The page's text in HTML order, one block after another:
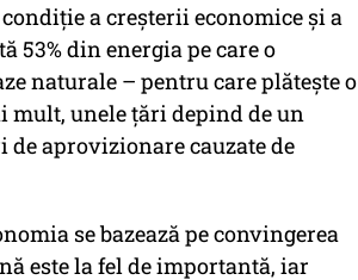
a creșterii economice și a
53% din energia pe care o
naturale – pentru care plătește o
mult, unele țări depind de un
aprovizionare cauzate de
se bazează pe convingerea
este la fel de importantă, iar